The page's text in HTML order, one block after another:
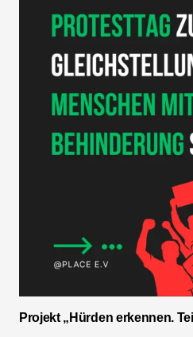
Projekt „Hürden erkennen.